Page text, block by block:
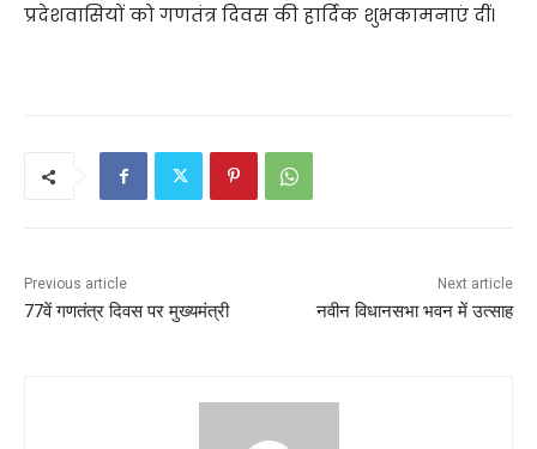
प्रदेशवासियों को गणतंत्र दिवस की हार्दिक शुभकामनाएं दीं।
Previous article
77वें गणतंत्र दिवस पर मुख्यमंत्री
Next article
नवीन विधानसभा भवन में उत्साह